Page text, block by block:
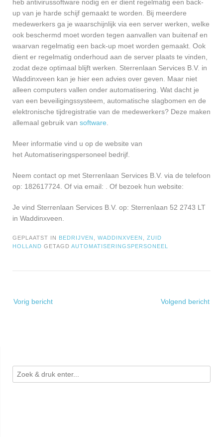
heb antivirussoftware nodig en er dient regelmatig een back-
up van je harde schijf gemaakt te worden. Bij meerdere
medewerkers ga je waarschijnlijk via een server werken, welke
ook beschermd moet worden tegen aanvallen van buitenaf en
waarvan regelmatig een back-up moet worden gemaakt. Ook
dient er regelmatig onderhoud aan de server plaats te vinden,
zodat deze optimaal blijft werken. Sterrenlaan Services B.V. in
Waddinxveen kan je hier een advies over geven. Maar niet
alleen computers vallen onder automatisering. Wat dacht je
van een beveiligingssysteem, automatische slagbomen en de
elektronische tijdregistratie van de medewerkers? Deze maken
allemaal gebruik van software
Meer informatie vind u op de website van
het Automatiseringspersoneel bedrijf.
Neem contact op met Sterrenlaan Services B.V. via de telefoon
op: 182617724. Of via email:
. Of bezoek hun website:
Je vind Sterrenlaan Services B.V. op: Sterrenlaan 52 2743 LT
in Waddinxveen.
GEPLAATST IN BEDRIJVEN WADDINXVEEN
ZUID
HOLLAND GETAGD AUTOMATISERINGSPERSONEEL
navigatie
Vorig bericht Volgend bericht